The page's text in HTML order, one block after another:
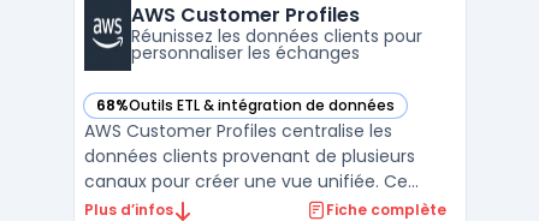
AWS Customer Profiles
Réunissez les données clients pour
personnaliser les échanges
68%Outils ETL & intégration de données
— voir AWS Customer Profiles dans cette catégorie
AWS Customer Profiles centralise les
données clients provenant de plusieurs
canaux pour créer une vue unifiée. Ce
processus concerne les centres de contact
Plus d’infos Fiche complète